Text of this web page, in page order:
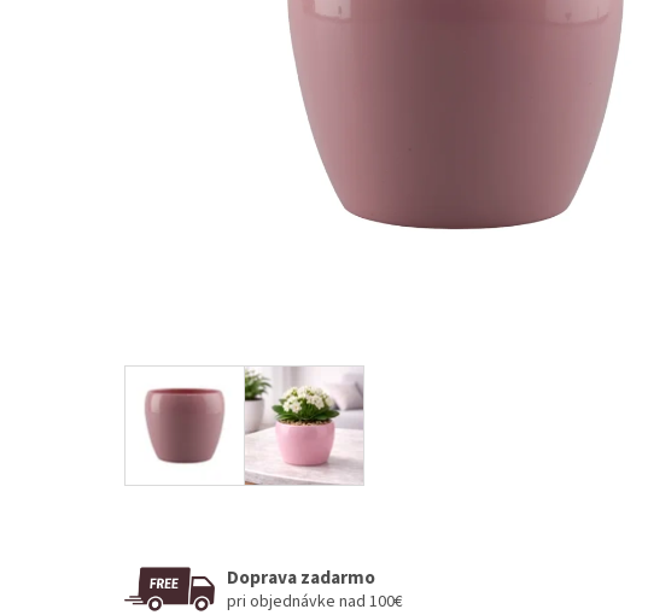
Doprava zadarmo
pri objednávke nad 100€